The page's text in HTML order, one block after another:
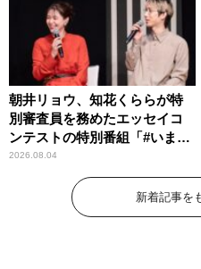
朝井リョウ、知花くららが特
別審査員を務めたエッセイコ
ンテストの特別番組「#いまあ
なたに伝えたいこと」
2026.08.04
新着記事を